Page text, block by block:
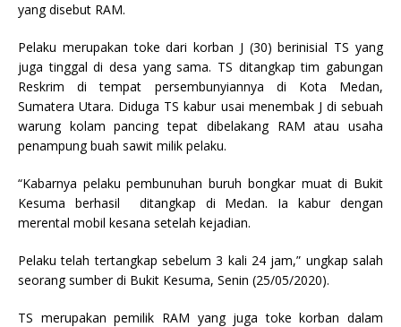
yang disebut RAM.
Pelaku merupakan toke dari korban J (30) berinisial TS yang
juga tinggal di desa yang sama. TS ditangkap tim gabungan
Reskrim di tempat persembunyiannya di Kota Medan,
Sumatera Utara. Diduga TS kabur usai menembak J di sebuah
warung kolam pancing tepat dibelakang RAM atau usaha
penampung buah sawit milik pelaku.
“Kabarnya pelaku pembunuhan buruh bongkar muat di Bukit
Kesuma berhasil ditangkap di Medan. Ia kabur dengan
merental mobil kesana setelah kejadian.
Pelaku telah tertangkap sebelum 3 kali 24 jam,” ungkap salah
seorang sumber di Bukit Kesuma, Senin (25/05/2020).
TS merupakan pemilik RAM yang juga toke korban dalam